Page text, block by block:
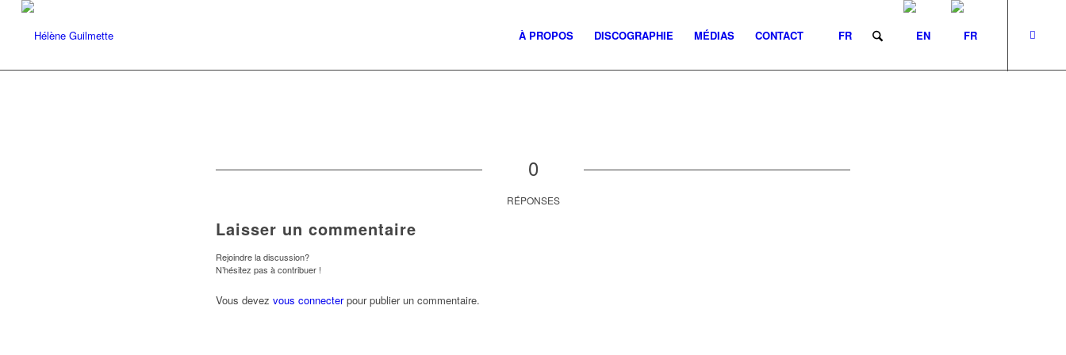
À PROPOS DISCOGRAPHIE MÉDIAS CONTACT FR
0
RÉPONSES
Laisser un commentaire
Rejoindre la discussion?
N’hésitez pas à contribuer !
Vous devez vous connecterpour publier un commentaire.